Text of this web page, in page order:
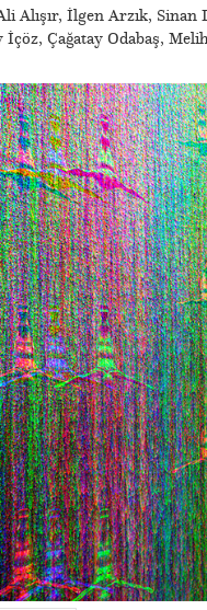
Alışır, İlgen Arzık,
Çağatay Odabaş,